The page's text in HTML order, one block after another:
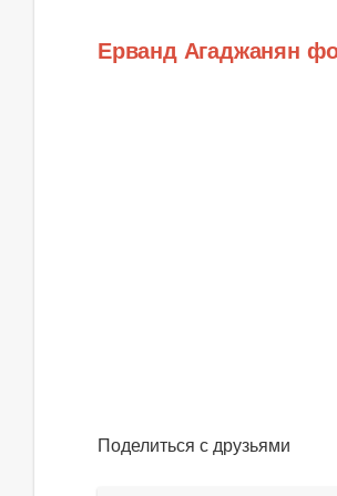
Ерванд Агаджанян
Поделиться с друзьями